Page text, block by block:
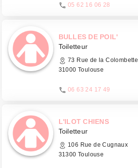
05 62 16 06 28
BULLES DE POIL'
Toiletteur
73 Rue de la Colombette
31000 Toulouse
06 63 24 17 49
L'ILOT CHIENS
Toiletteur
106 Rue de Cugnaux
31300 Toulouse